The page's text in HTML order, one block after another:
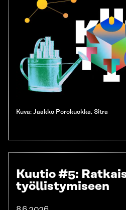
Kuva: Jaakko Porokuokka, Sitra
Kuutio #5:
työllistymiseen